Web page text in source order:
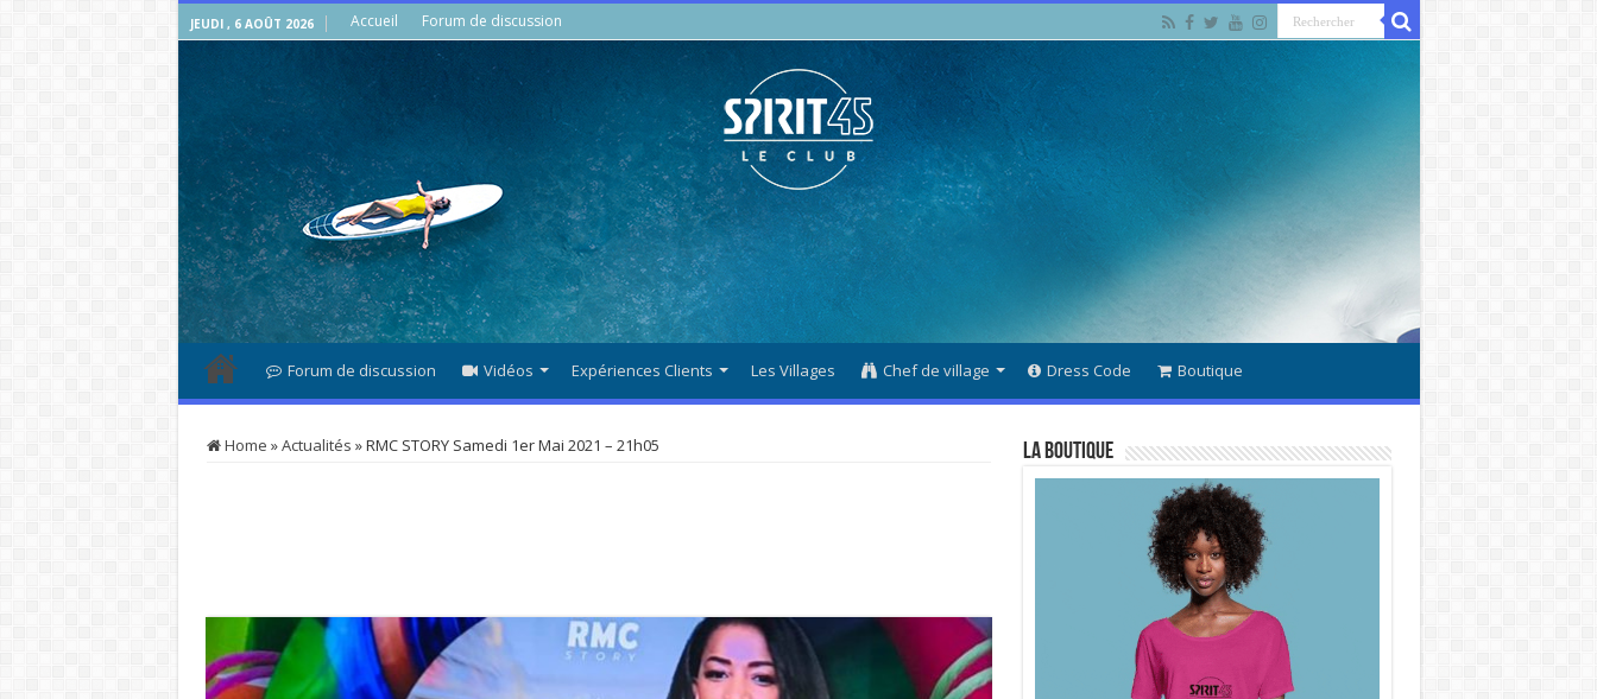
JEUDI , 6 AOÛT 2026 Accueil Forum de discussion
Forum de discussion Vidéos Expériences Clients Les Villages Chef de village Dress Code Boutique
Home »Actualités »RMC STORY Samedi 1er Mai 2021 – 21h05 La Boutique